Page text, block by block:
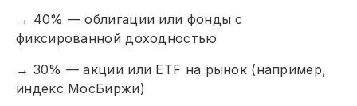
→ 40% — облигации или фонды с
фиксированной доходностью
→ 30% — акции или ETF на рынок (например,
индекс МосБиржи)